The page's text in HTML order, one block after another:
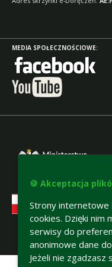
MEDIA SPOŁECZNOŚCIOWE:
🍪 Akceptacja
Strony internetowe
cookies. Dzięki nim
serwisy do
anonimowe dane
Jeżeli nie zgadzasz